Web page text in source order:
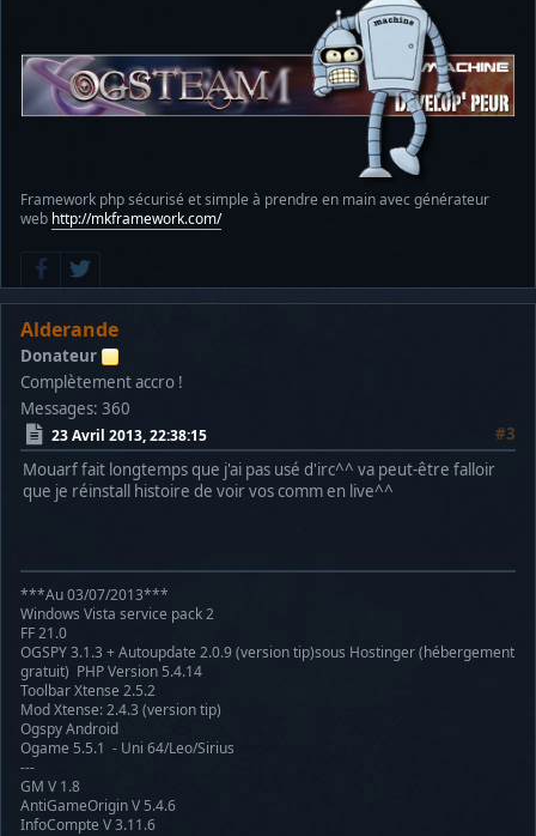
Framework php sécurisé et simple à prendre en main avec générateur
web http://mkframework.com/
Alderande
Donateur
Complètement accro !
Messages: 360
23 Avril 2013, 22:38:15
#3
Mouarf fait longtemps que j'ai pas usé d'irc^^ va peut-être falloir
que je réinstall histoire de voir vos comm en live^^
***Au 03/07/2013***
Windows Vista service pack 2
FF 21.0
OGSPY 3.1.3 + Autoupdate 2.0.9 (version tip)sous Hostinger (hébergement
gratuit) PHP Version 5.4.14
Toolbar Xtense 2.5.2
Mod Xtense: 2.4.3 (version tip)
Ogspy Android
Ogame 5.5.1 - Uni 64/Leo/Sirius
---
GM V 1.8
AntiGameOrigin V 5.4.6
InfoCompte V 3.11.6